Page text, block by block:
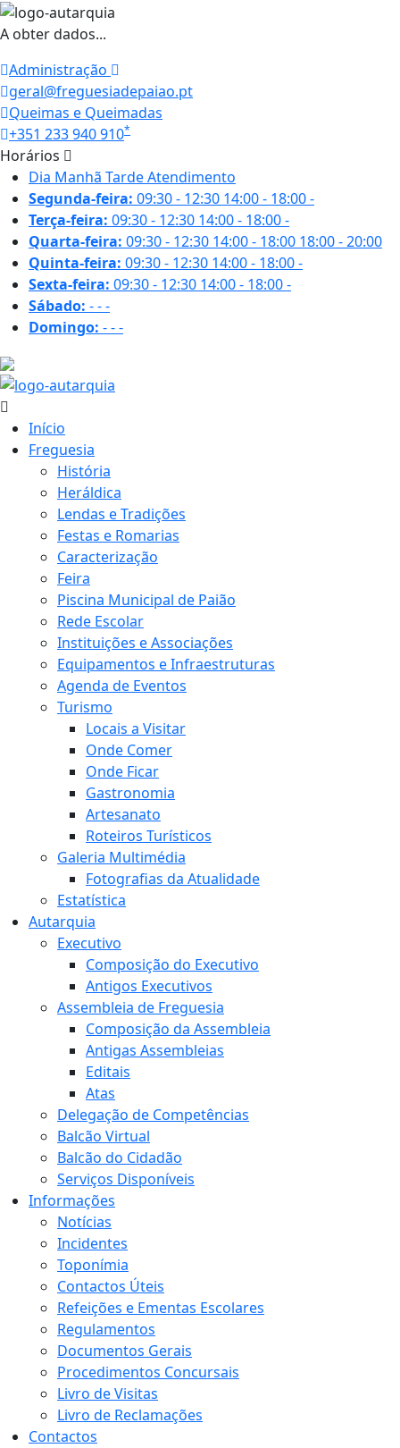
A obter dados...
Administração
geral@freguesiadepaiao.pt
Queimas e Queimadas
+351 233 940 910*
Horários
Dia Manhã TardeAtendimento
Segunda-feira: 09:30 - 12:30 14:00 - 18:00-
Terça-feira: 09:30 - 12:30 14:00 - 18:00-
Quarta-feira: 09:30 - 12:30 14:00 - 18:00 18:00 - 20:00
Quinta-feira: 09:30 - 12:30 14:00 - 18:00-
Sexta-feira: 09:30 - 12:30 14:00 - 18:00-
Sábado: ---
Domingo: ---
Início
Freguesia
História
Heráldica
Lendas e Tradições
Festas e Romarias
Caracterização
Feira
Piscina Municipal de Paião
Rede Escolar
Instituições e Associações
Equipamentos e Infraestruturas
Agenda de Eventos
Turismo
Locais a Visitar
Onde Comer
Onde Ficar
Gastronomia
Artesanato
Roteiros Turísticos
Galeria Multimédia
Fotografias da Atualidade
Estatística
Autarquia
Executivo
Composição do Executivo
Antigos Executivos
Assembleia de Freguesia
Composição da Assembleia
Antigas Assembleias
Editais
Atas
Delegação de Competências
Balcão Virtual
Balcão do Cidadão
Serviços Disponíveis
Informações
Notícias
Incidentes
Toponímia
Contactos Úteis
Refeições e Ementas Escolares
Regulamentos
Documentos Gerais
Procedimentos Concursais
Livro de Visitas
Livro de Reclamações
Contactos